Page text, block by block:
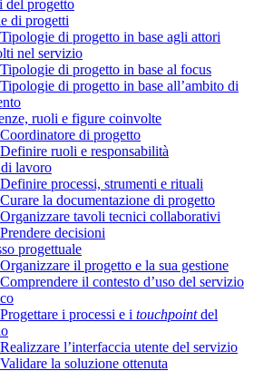
del progetto
di progetti
di progetto in base agli attori
nel servizio
di progetto in base al focus
di progetto in base all’ambito di
ruoli e figure coinvolte
di progetto
ruoli e responsabilità
lavoro
processi, strumenti e rituali
la documentazione di progetto
tavoli tecnici collaborativi
decisioni
progettuale
il progetto e la sua gestione
il contesto d’uso del servizio
i processi e i touchpointdel
l’interfaccia utente del servizio
la soluzione ottenuta